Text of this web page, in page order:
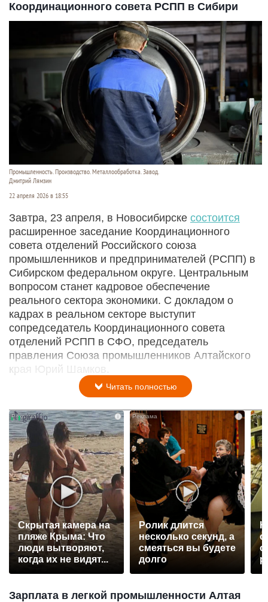
Координационного совета РСПП в Сибири
Промышленность. Производство. Металлообработка. Завод.
Дмитрий Лямзин
22 апреля 2026 в 18:55
Завтра, 23 апреля, в Новосибирске состоится
расширенное заседание Координационного
совета отделений Российского союза
промышленников и предпринимателей (РСПП) в
Сибирском федеральном округе. Центральным
вопросом станет кадровое обеспечение
реального сектора экономики. С докладом о
кадрах в реальном секторе выступит
сопредседатель Координационного совета
отделений РСПП в СФО, председатель
правления Союза промышленников Алтайского
края Юрий Шамков.
Читать полностью
i
Скрытая камера на
пляже Крыма: Что
люди вытворяют,
когда их не видят...
Ролик длится
несколько секунд, а
смеяться вы будете
долго
Зарплата в легкой промышленности Алтая